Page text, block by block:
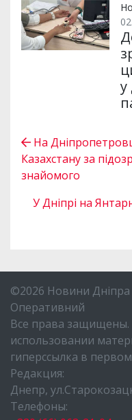
у
На
Казахстану за
знайомого
У Дніпрі на
©2026 Новини
Оперативний
Все права
использовании
гиперссылка в
Редакция:
Днепр,
Телефоны: